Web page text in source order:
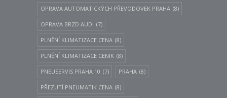
OPRAVA AUTOMATICKÝCH PŘEVODOVEK PRAHA (8)
OPRAVA BRZD AUDI (7)
PLNĚNÍ KLIMATIZACE CENA (8)
PLNĚNÍ KLIMATIZACE CENIK (8)
PNEUSERVIS PRAHA 10 (7) PRAHA (8)
PŘEZUTÍ PNEUMATIK CENA (8)